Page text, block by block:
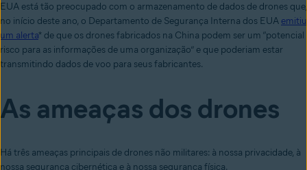
EUA está tão preocupado com o armazenamento de dados de drones que,
no início deste ano, o Departamento de Segurança Interna dos EUA emitiu
um alerta* de que os drones fabricados na China podem ser um “potencial
risco para as informações de uma organização” e que poderiam estar
transmitindo dados de voo para seus fabricantes.
As ameaças dos drones
Há três ameaças principais de drones não militares: à nossa privacidade, à
nossa segurança cibernética e à nossa segurança física.